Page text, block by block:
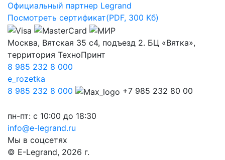
Официальный партнер Legrand
Посмотреть сертификат(PDF, 300 Kб)
Москва, Вятская 35 с4, подъезд 2. БЦ «Вятка»,
территория ТехноПринт
8 985 232 8 000
e_rozetka
8 985 232 8 000
+7 985 232 80 00
пн-пт: с 10:00 до 18:30
info@e-legrand.ru
Мы в соцсетях
© E-Legrand, 2026 г.